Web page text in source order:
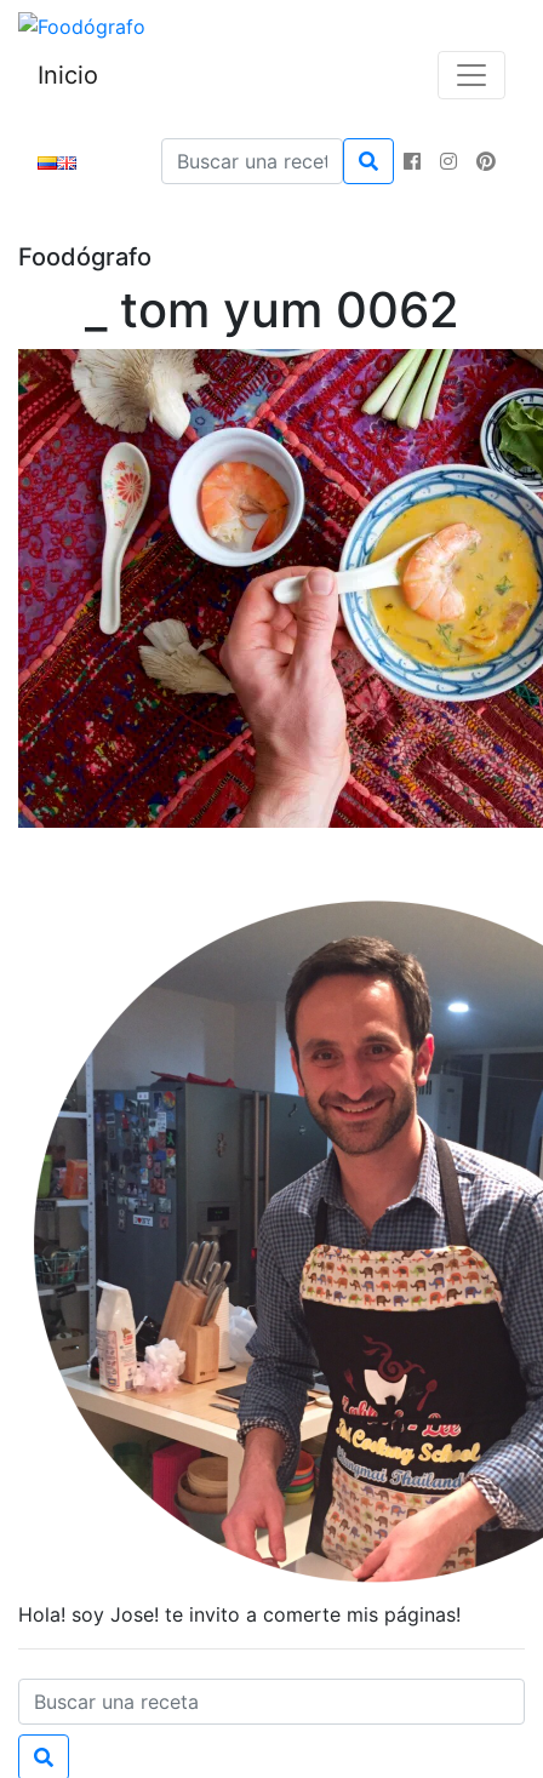
Inicio
Foodógrafo
_ tom yum 0062
Hola! soy Jose! te invito a comerte mis páginas!